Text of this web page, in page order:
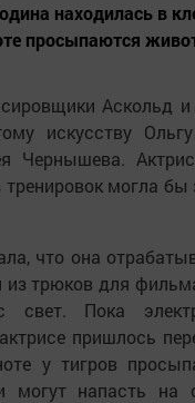
находилась в
просыпаются
Аскольд
искусству
Чернышева.
могла бы
что она
трюков для
свет. Пока
пришлось
у тигров
могут напасть на